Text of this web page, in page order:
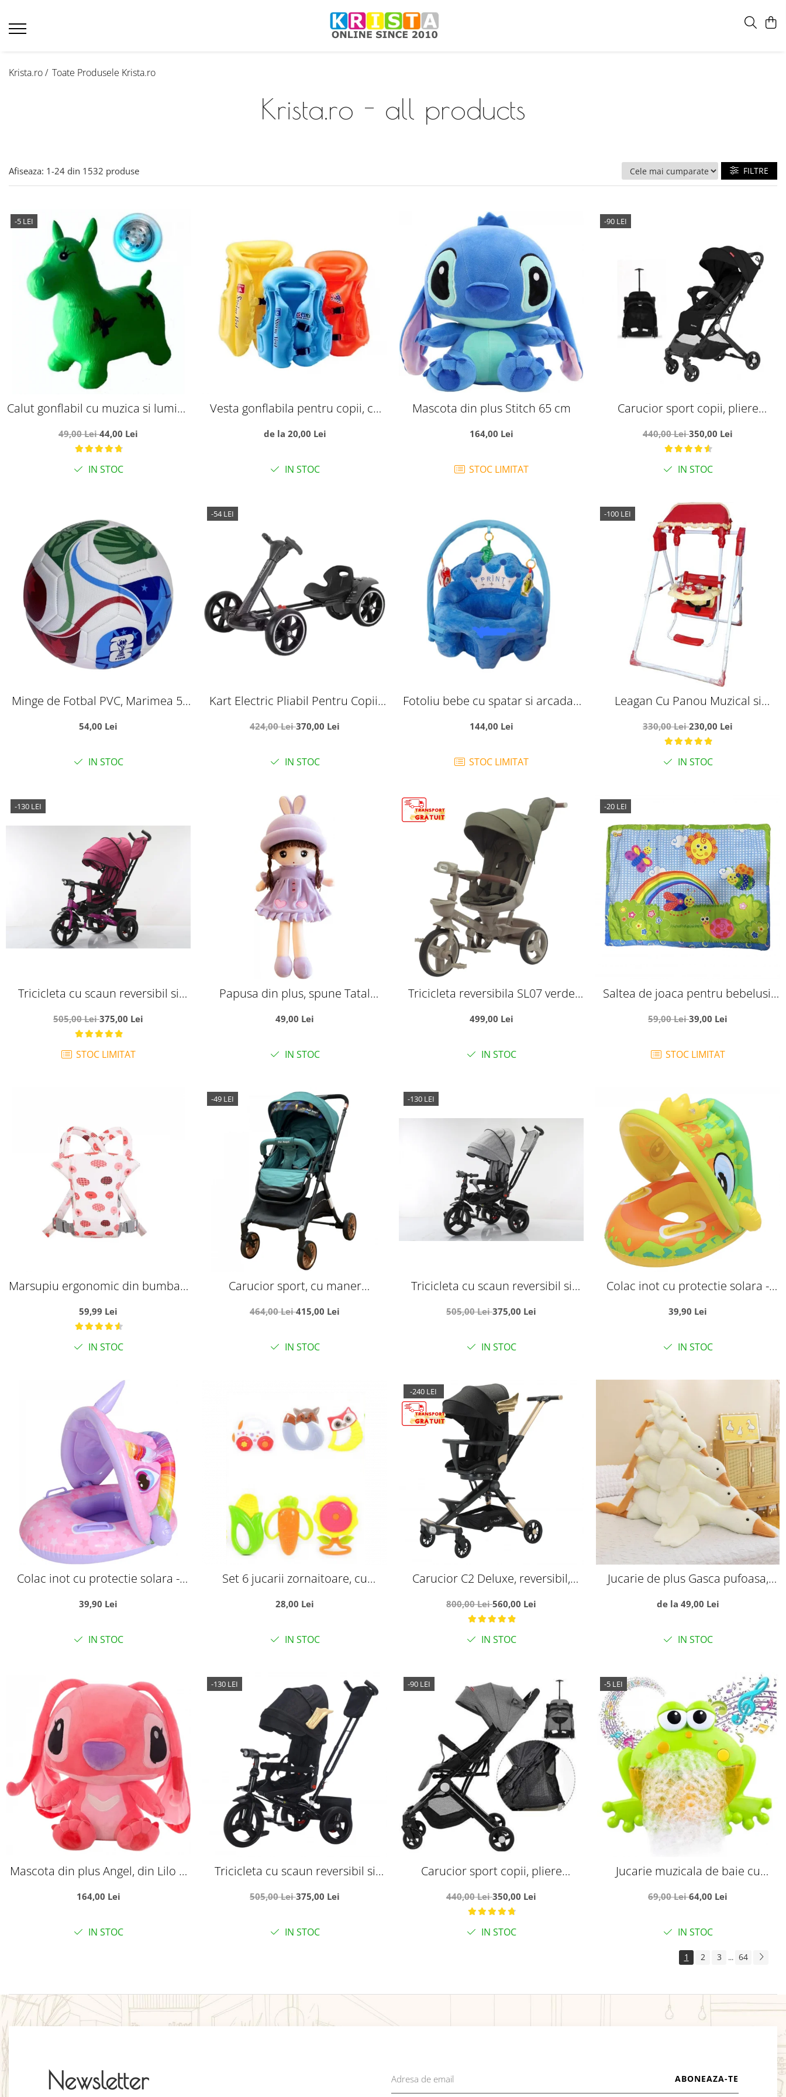
Krista.ro / Toate Produsele Krista.ro
Krista.ro - all products
Afiseaza: 1-24 din 1532 produse FILTRE
-5 LEI
Calut gonflabil cu muzica si lumini,
49,00 Lei44,00 Lei
IN STOC
Vesta gonflabila pentru copii, cu
de la 20,00 Lei
IN STOC
Mascota din plus Stitch 65 cm
164,00 Lei
STOC LIMITAT
-90 LEI
Carucior sport copii, pliere
troller, C8 negru
440,00 Lei350,00 Lei
IN STOC
Minge de Fotbal PVC, Marimea 5,
54,00 Lei
IN STOC
-54 LEI
Kart Electric Pliabil Pentru Copii,
424,00 Lei370,00 Lei
IN STOC
Fotoliu bebe cu spatar si arcada -
144,00 Lei
STOC LIMITAT
-100 LEI
Leagan Cu Panou Muzical si
330,00 Lei230,00 Lei
IN STOC
-130 LEI
Tricicleta cu scaun reversibil si
505,00 Lei375,00 Lei
STOC LIMITAT
Papusa din plus, spune Tatal
49,00 Lei
IN STOC
Tricicleta reversibila SL07 verde
cauciuc, muzica si lumini
499,00 Lei
IN STOC
-20 LEI
Saltea de joaca pentru bebelusi,
cm
59,00 Lei39,00 Lei
STOC LIMITAT
Marsupiu ergonomic din bumbac,
roz
59,99 Lei
IN STOC
-49 LEI
Carucior sport, cu maner
Angel, Verde
464,00 Lei415,00 Lei
IN STOC
-130 LEI
Tricicleta cu scaun reversibil si
505,00 Lei375,00 Lei
IN STOC
Colac inot cu protectie solara -
39,90 Lei
IN STOC
Colac inot cu protectie solara -
39,90 Lei
IN STOC
Set 6 jucarii zornaitoare, cu
dentitia bebelusilor
28,00 Lei
IN STOC
-240 LEI
Carucior C2 Deluxe, reversibil,
cu flori
800,00 Lei560,00 Lei
IN STOC
Jucarie de plus Gasca pufoasa,
de la 49,00 Lei
IN STOC
Mascota din plus Angel, din Lilo si
164,00 Lei
IN STOC
-130 LEI
Tricicleta cu scaun reversibil si
aripi aurii
505,00 Lei375,00 Lei
IN STOC
-90 LEI
Carucior sport copii, pliere
troller, C8 gri
440,00 Lei350,00 Lei
IN STOC
-5 LEI
Jucarie muzicala de baie cu
69,00 Lei64,00 Lei
IN STOC
1 2 3 ... 64
Newsletter